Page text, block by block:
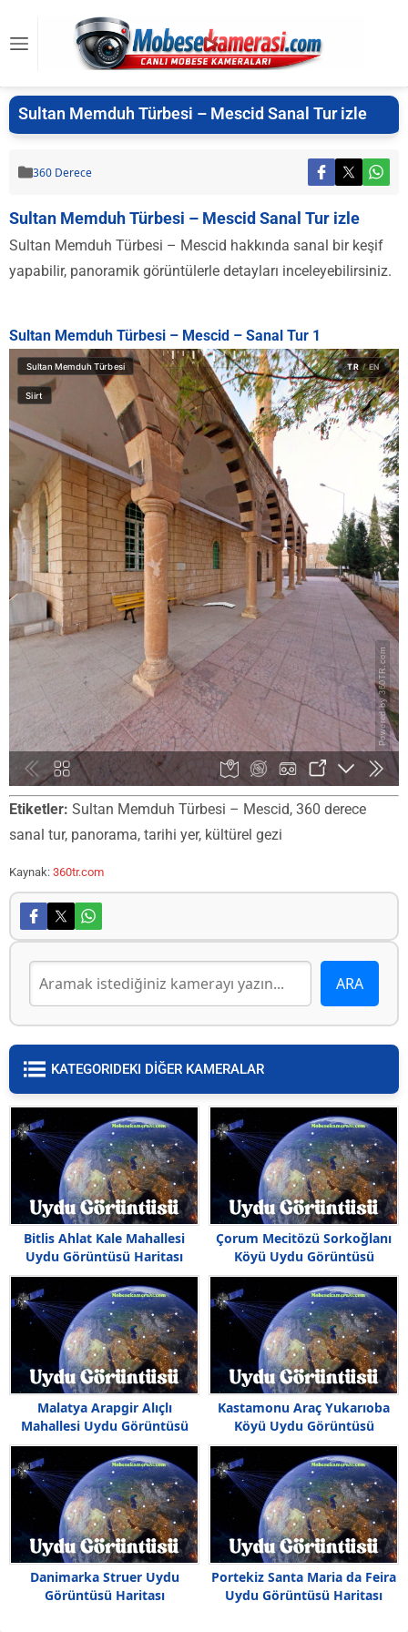
Sultan Memduh Türbesi – Mescid Sanal Tur izle
360 Derece
Sultan Memduh Türbesi – Mescid Sanal Tur izle
Sultan Memduh Türbesi – Mescid hakkında sanal bir keşif
yapabilir, panoramik görüntülerle detayları inceleyebilirsiniz.
Sultan Memduh Türbesi – Mescid – Sanal Tur 1
Etiketler: Sultan Memduh Türbesi – Mescid, 360 derece
sanal tur, panorama, tarihi yer, kültürel gezi
Kaynak: 360tr.com
KATEGORIDEKI DİĞER KAMERALAR
Bitlis Ahlat Kale Mahallesi
Uydu Görüntüsü Haritası
Çorum Mecitözü Sorkoğlanı
Köyü Uydu Görüntüsü
Malatya Arapgir Alıçlı
Mahallesi Uydu Görüntüsü
Haritası
Kastamonu Araç Yukarıoba
Köyü Uydu Görüntüsü
Danimarka Struer Uydu
Görüntüsü Haritası
Portekiz Santa Maria da Feira
Uydu Görüntüsü Haritası